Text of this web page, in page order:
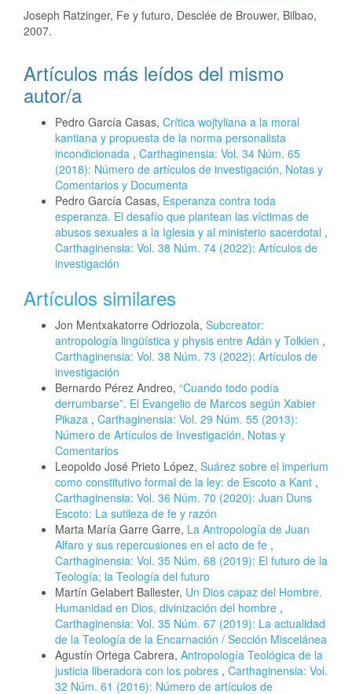
Joseph Ratzinger, Fe y futuro, Desclée de Brouwer, Bilbao,
2007.
Artículos más leídos del mismo
autor/a
Pedro García Casas, Crítica wojtyliana a la moral
kantiana y propuesta de la norma personalista
incondicionada , Carthaginensia: Vol. 34 Núm. 65
(2018): Número de artículos de investigación, Notas y
Comentarios y Documenta
Pedro García Casas, Esperanza contra toda
esperanza. El desafío que plantean las víctimas de
abusos sexuales a la Iglesia y al ministerio sacerdotal ,
Carthaginensia: Vol. 38 Núm. 74 (2022): Artículos de
investigación
Artículos similares
Jon Mentxakatorre Odriozola, Subcreator:
antropología lingüística y physis entre Adán y Tolkien ,
Carthaginensia: Vol. 38 Núm. 73 (2022): Artículos de
investigación
Bernardo Pérez Andreo, “Cuando todo podía
derrumbarse”. El Evangelio de Marcos según Xabier
Pikaza , Carthaginensia: Vol. 29 Núm. 55 (2013):
Número de Artículos de Investigación, Notas y
Comentarios
Leopoldo José Prieto López, Suárez sobre el imperium
como constitutivo formal de la ley: de Escoto a Kant ,
Carthaginensia: Vol. 36 Núm. 70 (2020): Juan Duns
Escoto: La sutileza de fe y razón
Marta María Garre Garre, La Antropología de Juan
Alfaro y sus repercusiones en el acto de fe ,
Carthaginensia: Vol. 35 Núm. 68 (2019): El futuro de la
Teología; la Teología del futuro
Martín Gelabert Ballester, Un Dios capaz del Hombre.
Humanidad en Dios, divinización del hombre ,
Carthaginensia: Vol. 35 Núm. 67 (2019): La actualidad
de la Teología de la Encarnación / Sección Miscelánea
Agustín Ortega Cabrera, Antropología Teológica de la
justicia liberadora con los pobres , Carthaginensia: Vol.
32 Núm. 61 (2016): Número de artículos de